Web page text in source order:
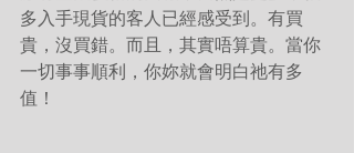
多入手現貨的客人已經感受到。有買
貴，沒買錯。而且，其實唔算貴。當你
一切事事順利，你妳就會明白祂有多
值！